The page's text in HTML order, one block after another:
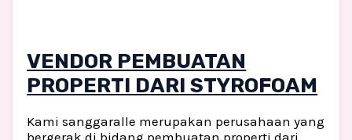
VENDOR PEMBUATAN
PROPERTI DARI STYROFOAM
Kami sanggaralle merupakan perusahaan yang